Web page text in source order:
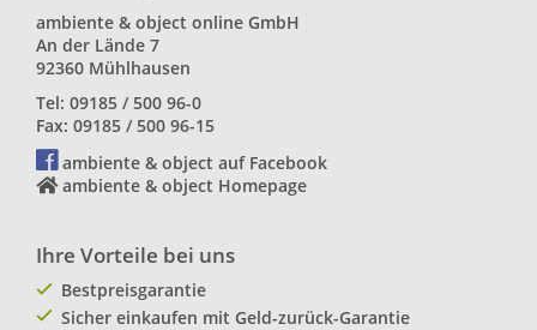
ambiente & object online GmbH
An der Lände 7
92360 Mühlhausen
Tel: 09185 / 500 96-0
Fax: 09185 / 500 96-15
ambiente & object auf Facebook
ambiente & object Homepage
Ihre Vorteile bei uns
Bestpreisgarantie
Sicher einkaufen mit Geld-zurück-Garantie